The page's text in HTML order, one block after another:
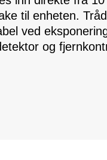
til enheten.
ved
og